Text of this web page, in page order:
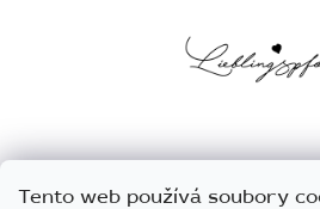
Tento web používá soubory